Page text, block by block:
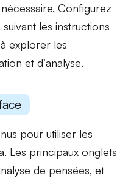
nécessaire. Configurez
suivant les instructions
explorer les
et d’analyse.
pour utiliser les
Les principaux onglets
de pensées, et